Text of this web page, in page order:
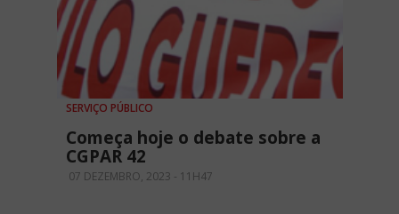
SERVIÇO PÚBLICO
Começa hoje o debate sobre a
CGPAR 42
07 DEZEMBRO, 2023 - 11H47